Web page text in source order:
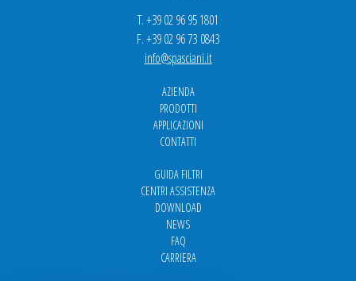
T. +39 02 96 95 1801
F. +39 02 96 73 0843
info@spasciani.it
AZIENDA
PRODOTTI
APPLICAZIONI
CONTATTI
GUIDA FILTRI
CENTRI ASSISTENZA
DOWNLOAD
NEWS
FAQ
CARRIERA